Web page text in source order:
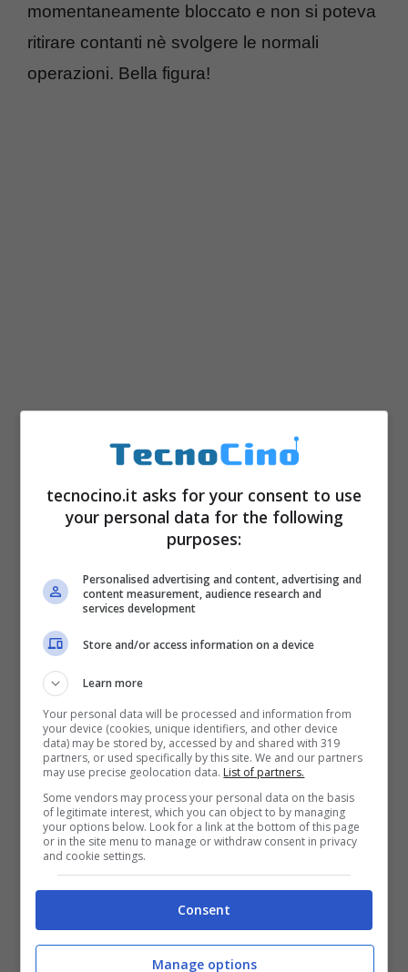
momentaneamente bloccato e non si poteva
ritirare contanti nè svolgere le normali
operazioni. Bella figura!
Categorie
Windows
tecnocino.it asks for your consent to use
your personal data for the following
purposes:
Personalised advertising and content, advertising and
content measurement, audience research and
services development
Store and/or access information on a device
Learn more
Your personal data will be processed and information from
your device (cookies, unique identifiers, and other device
data) may be stored by, accessed by and shared with 319
partners, or used specifically by this site. We and our partners
may use precise geolocation data. List of partners.
Some vendors may process your personal data on the basis
of legitimate interest, which you can object to by managing
your options below. Look for a link at the bottom of this page
or in the site menu to manage or withdraw consent in privacy
and cookie settings.
Consent
Manage options